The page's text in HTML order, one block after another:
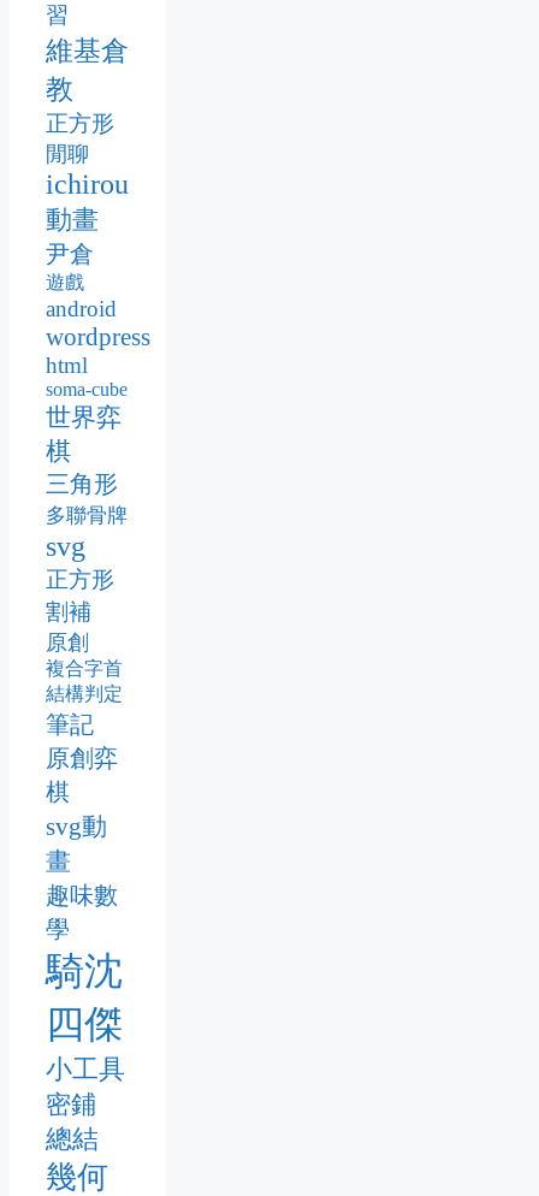
習
維基倉
教
正方形
閒聊
ichirou
動畫
尹倉
遊戲
android
wordpress
html
soma-cube
世界弈
棋
三角形
多聯骨牌
svg
正方形
割補
原創
複合字首
結構判定
筆記
原創弈
棋
svg動
畫
趣味數
學
騎沈
四傑
小工具
密鋪
總結
幾何